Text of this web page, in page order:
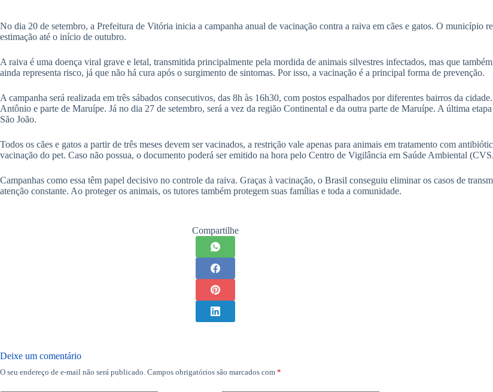
No dia 20 de setembro, a Prefeitura de Vitória inicia a campanha anual de vacinação contra a raiva em cães e gatos. O município
estimação até o início de outubro.
A raiva é uma doença viral grave e letal, transmitida principalmente pela mordida de animais silvestres infectados, mas que
ainda representa risco, já que não há cura após o surgimento de sintomas. Por isso, a vacinação é a principal forma de prevenção.
A campanha será realizada em três sábados consecutivos, das 8h às 16h30, com postos espalhados por diferentes bairros da
Antônio e parte de Maruípe. Já no dia 27 de setembro, será a vez da região Continental e da outra parte de Maruípe. A última
São João.
Todos os cães e gatos a partir de três meses devem ser vacinados, a restrição vale apenas para animais em tratamento com
vacinação do pet. Caso não possua, o documento poderá ser emitido na hora pelo Centro de Vigilância em Saúde Ambiental
Campanhas como essa têm papel decisivo no controle da raiva. Graças à vacinação, o Brasil conseguiu eliminar os casos de
atenção constante. Ao proteger os animais, os tutores também protegem suas famílias e toda a comunidade.
Compartilhe
Deixe um comentário
O seu endereço de e-mail não será publicado. Campos obrigatórios são marcados com *